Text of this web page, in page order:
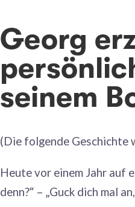
Georg
seinem
(Die folgende Geschichte
Heute vor einem Jahr auf
denn?“ – „Guck dich mal